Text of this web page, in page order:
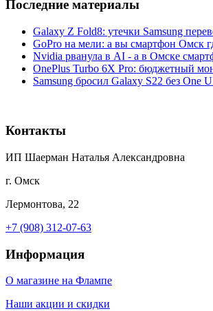
Последние материалы
Galaxy Z Fold8: утечки Samsung
GoPro на мели: а вы смартфон Омск
Nvidia рванула в AI - а в Омске
OnePlus Turbo 6X Pro: бюджетный
Samsung бросил Galaxy S22 без One
Контакты
ИП Шаерман Наталья Александровна
г. Омск
Лермонтова, 22
+7 (908) 312-07-63
Информация
О магазине на Флампе
Наши акции и скидки